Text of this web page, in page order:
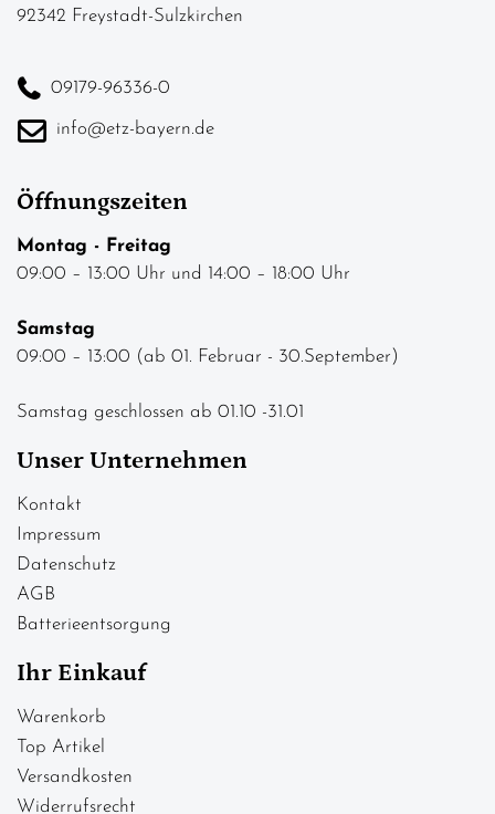
92342 Freystadt-Sulzkirchen
09179-96336-0
info@etz-bayern.de
Öffnungszeiten
Montag - Freitag
09:00 – 13:00 Uhr und 14:00 – 18:00 Uhr
Samstag
09:00 – 13:00 (ab 01. Februar - 30.September)
Samstag geschlossen ab 01.10 -31.01
Unser Unternehmen
Kontakt
Impressum
Datenschutz
AGB
Batterieentsorgung
Ihr Einkauf
Warenkorb
Top Artikel
Versandkosten
Widerrufsrecht